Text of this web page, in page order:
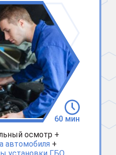
осмотр +
автомобиля +
60 мин